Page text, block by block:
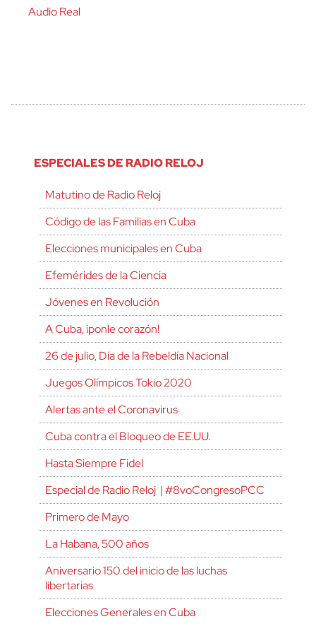
Audio Real
ESPECIALES DE RADIO RELOJ
Matutino de Radio Reloj
Código de las Familias en Cuba
Elecciones municipales en Cuba
Efemérides de la Ciencia
Jóvenes en Revolución
A Cuba, ¡ponle corazón!
26 de julio, Día de la Rebeldía Nacional
Juegos Olímpicos Tokio 2020
Alertas ante el Coronavirus
Cuba contra el Bloqueo de EE.UU.
Hasta Siempre Fidel
Especial de Radio Reloj | #8voCongresoPCC
Primero de Mayo
La Habana, 500 años
Aniversario 150 del inicio de las luchas
libertarias
Elecciones Generales en Cuba